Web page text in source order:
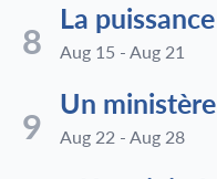
8
La
Aug 15 - Aug 21
9
Un
Aug 22 - Aug 28